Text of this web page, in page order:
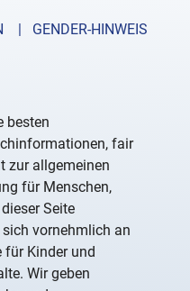
| GENDER-HINWEIS
besten
fair
zur allgemeinen
für Menschen,
Seite
vornehmlich an
für Kinder und
Wir geben